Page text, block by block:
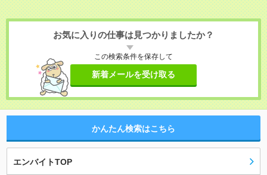
お気に入りの仕事は見つかりましたか？
この検索条件を保存して
新着メールを受け取る
かんたん検索はこちら
エンバイトTOP